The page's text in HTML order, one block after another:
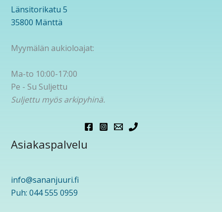
Länsitorikatu 5
35800 Mänttä
Myymälän aukioloajat:
Ma-to 10:00-17:00
Pe - Su Suljettu
Suljettu myös arkipyhinä.
Asiakaspalvelu
info@sananjuuri.fi
Puh: 044 555 0959